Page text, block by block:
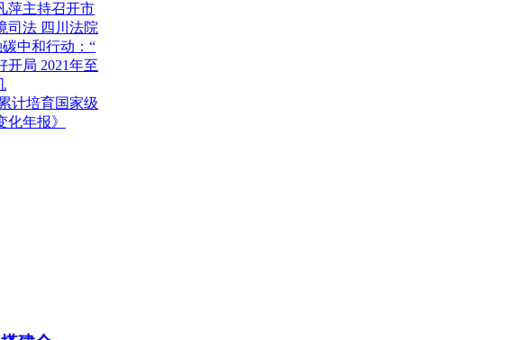
萍主持召开市
司法 四川法院
中和行动：“
开局 2021年至
计培育国家级
年报》